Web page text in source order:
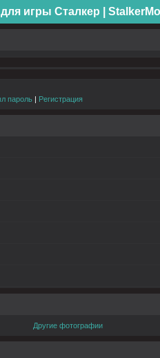
игры Сталкер |
пароль | Регистрация
Другие фотографии